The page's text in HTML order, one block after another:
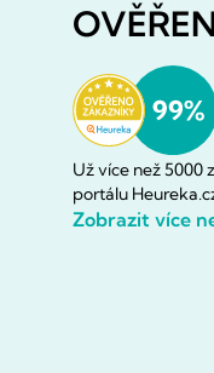
Už více než 5000
portálu
Zobrazit více